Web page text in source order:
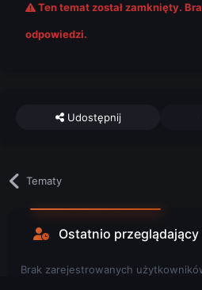
Ten temat został zamknięty.
odpowiedzi.
Udostępnij
Tematy
Ostatnio przeglądający
Brak zarejestrowanych